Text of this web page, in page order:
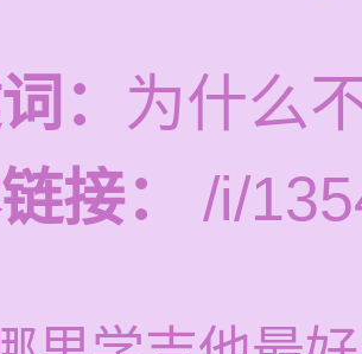
： 为什么
接：
/i/